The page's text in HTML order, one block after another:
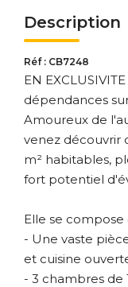
Description
Réf : CB7248
EN
dépendances
Amoureux de
venez découvrir
m² habitables,
fort potentiel
Elle se compose
- Une vaste
et cuisine
- 3 chambres de